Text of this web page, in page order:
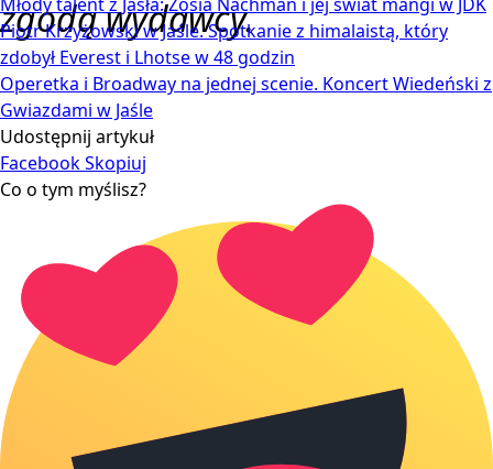
zgodą wydawcy.
Piotr Krzyżowski w Jaśle. Spotkanie z himalaistą, który
zdobył Everest i Lhotse w 48 godzin
Operetka i Broadway na jednej scenie. Koncert Wiedeński z
Gwiazdami w Jaśle
Udostępnij artykuł
FacebookSkopiuj
Co o tym myślisz?